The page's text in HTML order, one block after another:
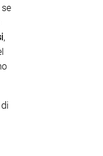
se
,